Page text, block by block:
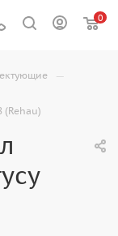
0
—
(Rehau)